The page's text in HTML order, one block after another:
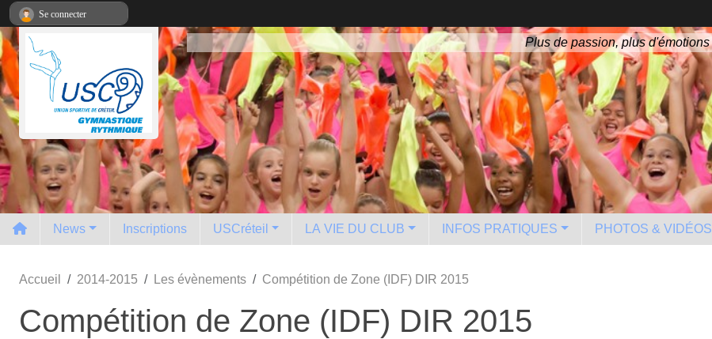
Plus de passion, plus d'émotions
News Inscriptions USCréteil LA VIE DU CLUB INFOS PRATIQUES PHOTOS & VIDÉOS
Accueil 2014-2015 Les évènements Compétition de Zone (IDF) DIR 2015
Compétition de Zone (IDF) DIR 2015
Se connecter
Panneau de gestion des cookies